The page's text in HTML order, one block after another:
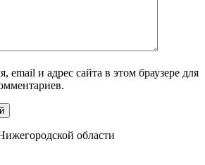
email и адрес сайта в этом браузере для
области